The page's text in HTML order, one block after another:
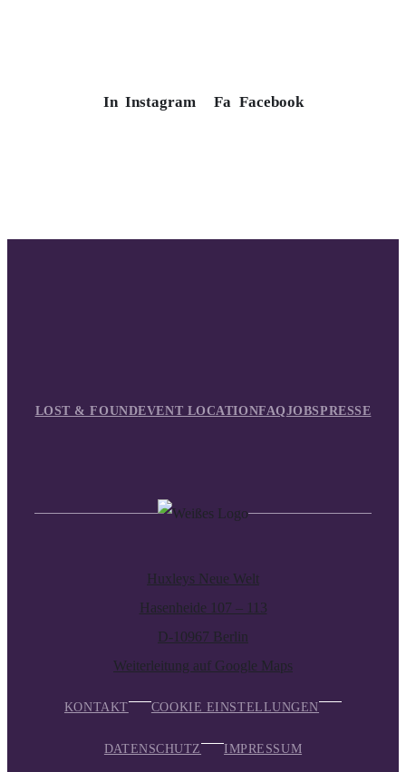
In Instagram Fa Facebook
LOST & FOUNDEVENT LOCATIONFAQJOBSPRESSE
Huxleys Neue Welt
Hasenheide 107 – 113
D-10967 Berlin
Weiterleitung auf Google Maps
KONTAKT COOKIE EINSTELLUNGEN
DATENSCHUTZ IMPRESSUM